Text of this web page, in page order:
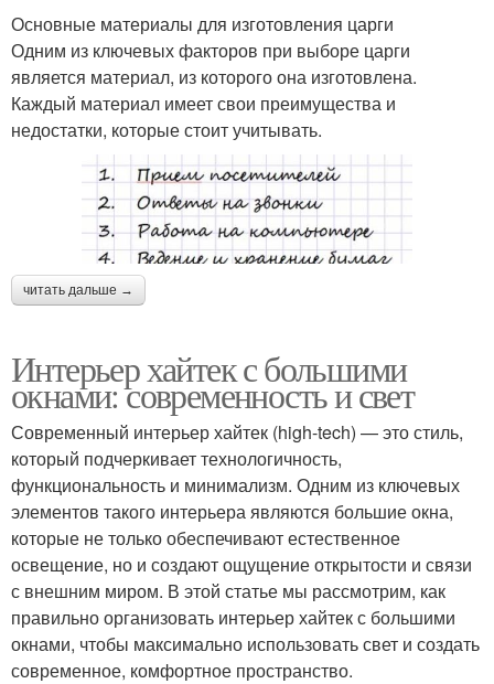
Основные материалы для изготовления царги
Одним из ключевых факторов при выборе царги
является материал, из которого она изготовлена.
Каждый материал имеет свои преимущества и
недостатки, которые стоит учитывать.
читать дальше →
Интерьер хайтек с большими
окнами: современность и свет
Современный интерьер хайтек (high-tech) — это стиль,
который подчеркивает технологичность,
функциональность и минимализм. Одним из ключевых
элементов такого интерьера являются большие окна,
которые не только обеспечивают естественное
освещение, но и создают ощущение открытости и связи
с внешним миром. В этой статье мы рассмотрим, как
правильно организовать интерьер хайтек с большими
окнами, чтобы максимально использовать свет и создать
современное, комфортное пространство.